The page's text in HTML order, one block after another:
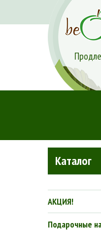
Каталог
АКЦИЯ!
Подарочные